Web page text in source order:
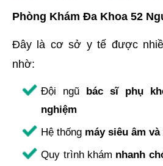
Phòng Khám Đa Khoa 52
Đây là cơ sở y tế được
nhờ:
Đội ngũ bác sĩ phụ
nghiệm
Hệ thống máy siêu âm
Quy trình khám nhanh